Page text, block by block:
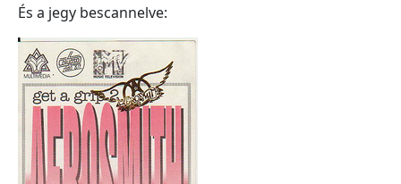
És a jegy bescannelve: